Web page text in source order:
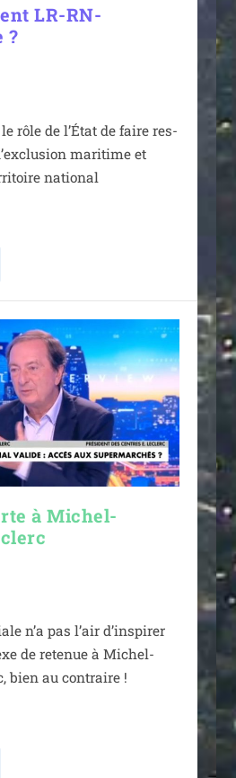
LR-RN-
?
rôle de l’État de faire res­
mari­time et
national
à Michel-
n’a pas l’air d’ins­pi­rer
de rete­nue à Michel-
bien au contraire !